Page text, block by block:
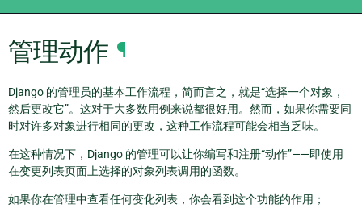
管理动作 ¶
Django 的管理员的基本工作流程，简而言之，就是“选择一个对象，
然后更改它”。这对于大多数用例来说都很好用。然而，如果你需要同
时对许多对象进行相同的更改，这种工作流程可能会相当乏味。
在这种情况下，Django 的管理可以让你编写和注册“动作”——即使用
在变更列表页面上选择的对象列表调用的函数。
如果你在管理中查看任何变化列表，你会看到这个功能的作用；